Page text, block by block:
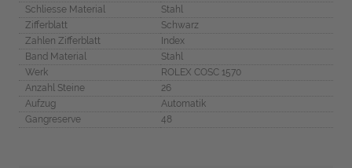
Schliesse Material
Stahl
Zifferblatt
Schwarz
Zahlen Zifferblatt
Index
Band Material
Stahl
Werk
ROLEX COSC 1570
Anzahl Steine
26
Aufzug
Automatik
Gangreserve
48